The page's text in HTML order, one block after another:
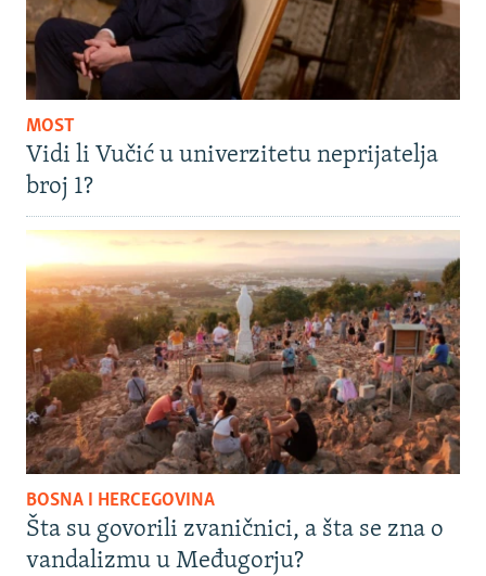
MOST
Vidi li Vučić u univerzitetu neprijatelja
broj 1?
BOSNA I HERCEGOVINA
Šta su govorili zvaničnici, a šta se zna o
vandalizmu u Međugorju?